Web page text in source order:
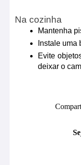
Na cozinha
Mantenha
Instale
Evite
deixar o